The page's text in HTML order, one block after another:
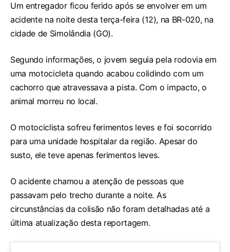
Um entregador ficou ferido após se envolver em um
acidente na noite desta terça-feira (12), na BR-020, na
cidade de Simolândia (GO).
Segundo informações, o jovem seguia pela rodovia em
uma motocicleta quando acabou colidindo com um
cachorro que atravessava a pista. Com o impacto, o
animal morreu no local.
O motociclista sofreu ferimentos leves e foi socorrido
para uma unidade hospitalar da região. Apesar do
susto, ele teve apenas ferimentos leves.
O acidente chamou a atenção de pessoas que
passavam pelo trecho durante a noite. As
circunstâncias da colisão não foram detalhadas até a
última atualização desta reportagem.